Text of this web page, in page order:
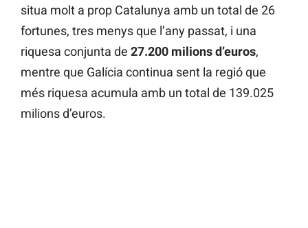
situa molt a prop Catalunya amb un total de 26
fortunes, tres menys que l’any passat, i una
riquesa conjunta de 27.200 milions d’euros,
mentre que Galícia continua sent la regió que
més riquesa acumula amb un total de 139.025
milions d’euros.